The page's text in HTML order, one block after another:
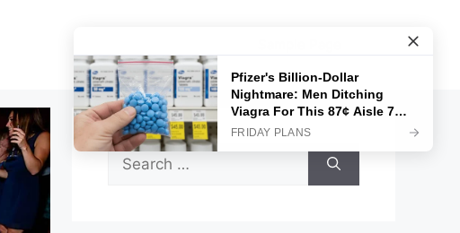
Search
for: